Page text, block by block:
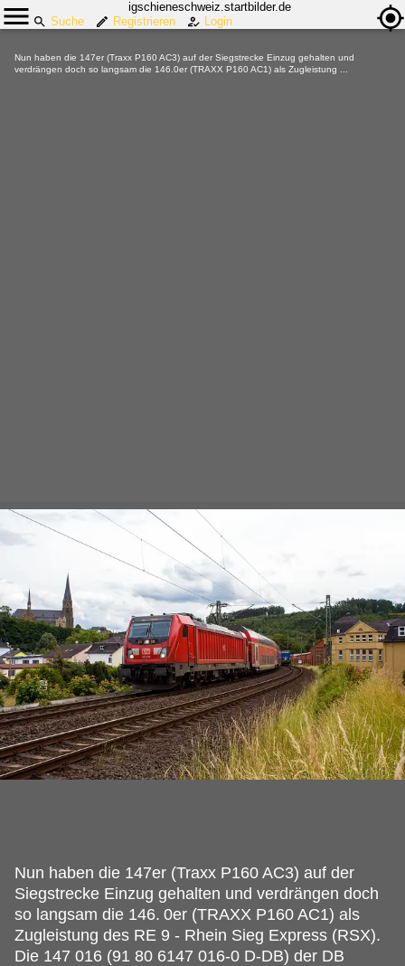
igschieneschweiz.startbilder.de
Suche
Registrieren Login
Nun haben die 147er (Traxx P160 AC3) auf der Siegstrecke Einzug gehalten und
verdrängen doch so langsam die 146.0er (TRAXX P160 AC1) als Zugleistung ...
Nun haben die 147er (Traxx P160 AC3) auf der
Siegstrecke Einzug gehalten und verdrängen doch
so langsam die 146. 0er (TRAXX P160 AC1) als
Zugleistung des RE 9 - Rhein Sieg Express (RSX).
Die 147 016 (91 80 6147 016-0 D-DB) der DB